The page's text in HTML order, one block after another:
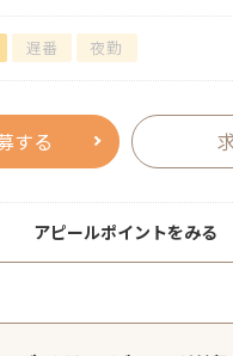
遅番 夜勤
する
アピールポイントをみる